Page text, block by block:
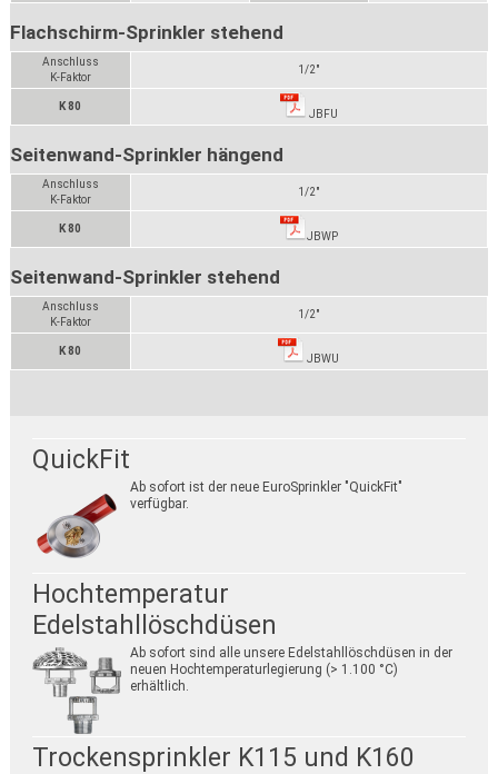
Flachschirm-Sprinkler stehend
Anschluss
K-Faktor
1/2"
K 80
JBFU
Seitenwand-Sprinkler hängend
Anschluss
K-Faktor
1/2"
K 80
JBWP
Seitenwand-Sprinkler stehend
Anschluss
K-Faktor
1/2"
K 80
JBWU
QuickFit
Ab sofort ist der neue EuroSprinkler "QuickFit"
verfügbar.
Hochtemperatur
Edelstahllöschdüsen
Ab sofort sind alle unsere Edelstahllöschdüsen in der
neuen Hochtemperaturlegierung (> 1.100 °C)
erhältlich.
Trockensprinkler K115 und K160